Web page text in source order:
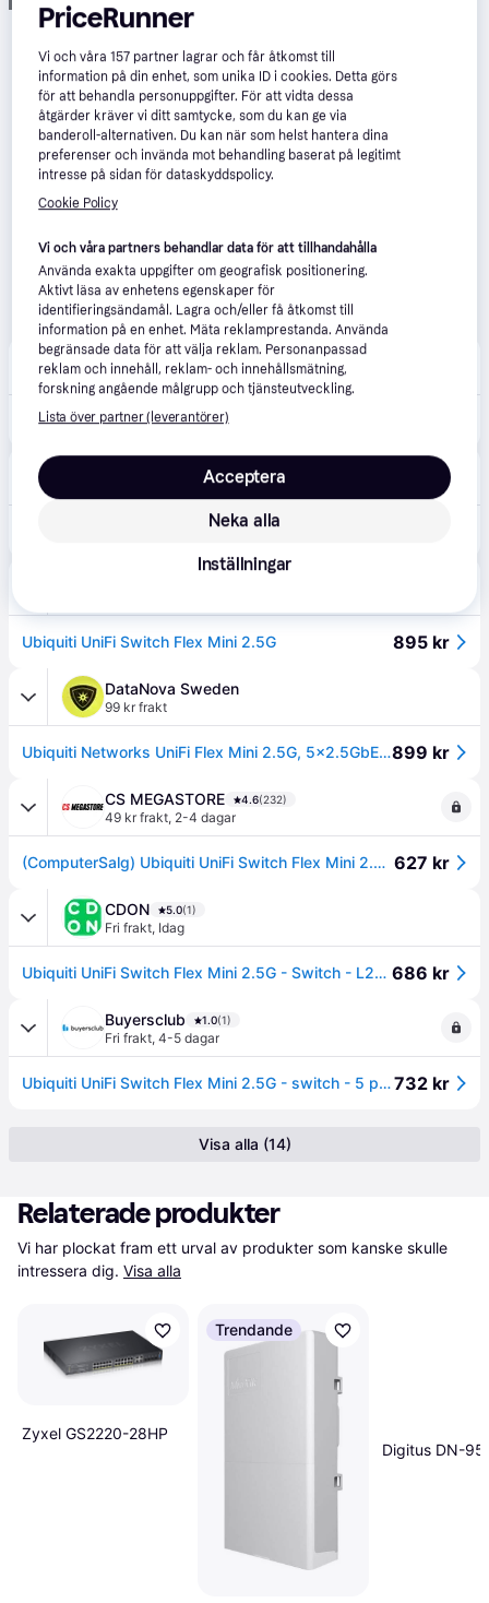
Elgiganten 4.1 (4634)
49 kr frakt ,1-2 dagar
1-3 dagar
Ubiquiti UniFi Switch Flex Mini 2.5G 895 kr
DataNova Sweden
99 kr frakt
Ubiquiti Networks UniFi Flex Mini 2.5G, 5x2.5GbE, passive PoE, strömförsörjd via POE 802.3af/at, inkl. USB-C strömadapter899 kr
CS MEGASTORE 4.6(232)
49 kr frakt, 2-4 dagar
(ComputerSalg) Ubiquiti UniFi Switch Flex Mini 2.5G - Switch - L2+ - Administrerad - 4 x 2.5GBase-T + 1 x 2.5GBase-T (PoE) - skrivbordsmodell - PoE 627 kr
CDON 5.0(1)
Fri frakt, Idag
Ubiquiti UniFi Switch Flex Mini 2.5G - Switch - L2+ - Administrerad - 4 x 2.5GBase-T + 1 x 2.5GBase-T (PoE) - skrivbordsmodell - PoE 686 kr
Buyersclub 1.0(1)
Fri frakt, 4-5 dagar
Ubiquiti UniFi Switch Flex Mini 2.5G - switch - 5 portar - Administrerad732 kr
Visa alla (14)
Relaterade produkter
Vi har plockat fram ett urval av produkter som kanske skulle
intressera dig. Visa alla
Zyxel GS2220-28HP
Trendande
Digitus DN-
PriceRunner
Vi och våra157 partner lagrar och får åtkomst till
information på din enhet, som unika ID i cookies. Detta görs
för att behandla personuppgifter. För att vidta dessa
åtgärder kräver vi ditt samtycke, som du kan ge via
banderoll-alternativen. Du kan när som helst hantera dina
preferenser och invända mot behandling baserat på legitimt
intresse på sidan för dataskyddspolicy.
Cookie Policy
Vi och våra partners behandlar data för att tillhandahålla
Använda exakta uppgifter om geografisk positionering.
Aktivt läsa av enhetens egenskaper för
identifieringsändamål. Lagra och/eller få åtkomst till
information på en enhet. Mäta reklamprestanda. Använda
begränsade data för att välja reklam. Personanpassad
reklam och innehåll, reklam- och innehållsmätning,
forskning angående målgrupp och tjänsteutveckling.
Lista över partner (leverantörer)
Neka alla
Acceptera
Inställningar